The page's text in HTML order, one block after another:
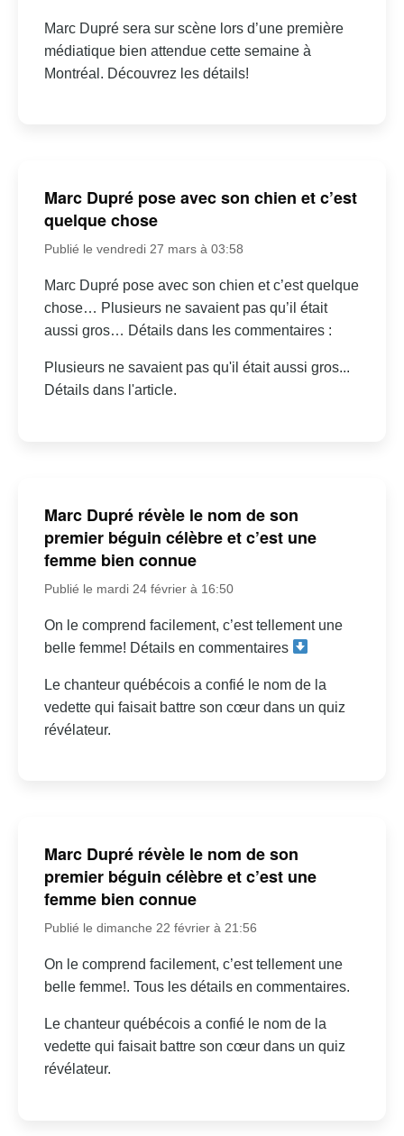
Marc Dupré sera sur scène lors d’une première
médiatique bien attendue cette semaine à
Montréal. Découvrez les détails!
Marc Dupré pose avec son chien et c’est
quelque chose
Publié le vendredi 27 mars à 03:58
Marc Dupré pose avec son chien et c’est quelque
chose… Plusieurs ne savaient pas qu’il était
aussi gros… Détails dans les commentaires :
Plusieurs ne savaient pas qu'il était aussi gros...
Détails dans l'article.
Marc Dupré révèle le nom de son
premier béguin célèbre et c’est une
femme bien connue
Publié le mardi 24 février à 16:50
On le comprend facilement, c’est tellement une
belle femme! Détails en commentaires
Le chanteur québécois a confié le nom de la
vedette qui faisait battre son cœur dans un quiz
révélateur.
Marc Dupré révèle le nom de son
premier béguin célèbre et c’est une
femme bien connue
Publié le dimanche 22 février à 21:56
On le comprend facilement, c’est tellement une
belle femme!. Tous les détails en commentaires.
Le chanteur québécois a confié le nom de la
vedette qui faisait battre son cœur dans un quiz
révélateur.